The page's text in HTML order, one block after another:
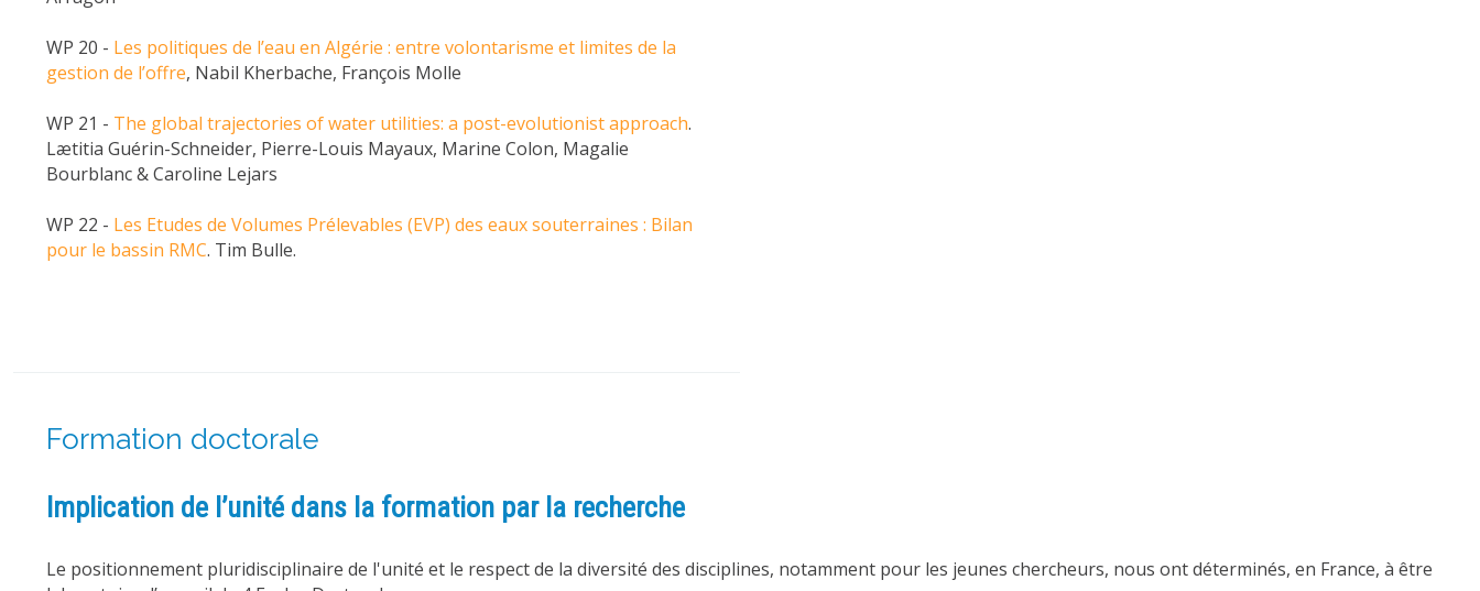
WP 20 - Les politiques de l’eau en Algérie : entre volontarisme et limites de la
gestion de l’offre, Nabil Kherbache, François Molle
WP 21 - The global trajectories of water utilities: a post-evolutionist approach.
Lætitia Guérin-Schneider, Pierre-Louis Mayaux, Marine Colon, Magalie
Bourblanc & Caroline Lejars
WP 22 - Les Etudes de Volumes Prélevables (EVP) des eaux souterraines : Bilan
pour le bassin RMC. Tim Bulle.
Formation doctorale
Implication de l’unité dans la formation par la recherche
Le positionnement pluridisciplinaire de l'unité et le respect de la diversité des disciplines, notamment pour les jeunes chercheurs, nous ont déterminés, en France, à être